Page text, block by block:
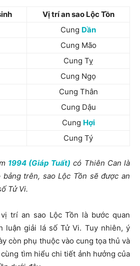
Vị trí an sao Lộc Tồn
Cung Dần
Cung Mão
Cung Tỵ
Cung Ngọ
Cung Thân
Cung Dậu
Cung Hợi
Cung Tý
1994 (Giáp Tuất) có Thiên Can là
trên, sao Lộc Tồn sẽ được an
Tử Vi.
trí an sao Lộc Tồn là bước quan
luận giải lá số Tử Vi. Tuy nhiên, ý
còn phụ thuộc vào cung tọa thủ và
tìm hiểu chi tiết ảnh hưởng của